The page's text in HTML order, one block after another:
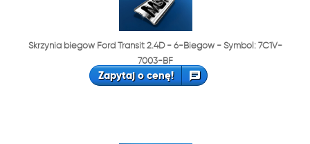
Skrzynia biegów Ford Transit 2.4D - 6-Biegów - Symbol: 7C1V-
7003-BF
Zapytaj o cenę!